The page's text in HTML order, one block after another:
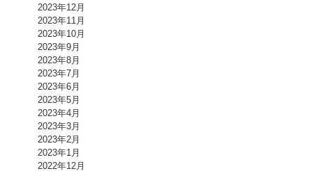
2023年12月
2023年11月
2023年10月
2023年9月
2023年8月
2023年7月
2023年6月
2023年5月
2023年4月
2023年3月
2023年2月
2023年1月
2022年12月